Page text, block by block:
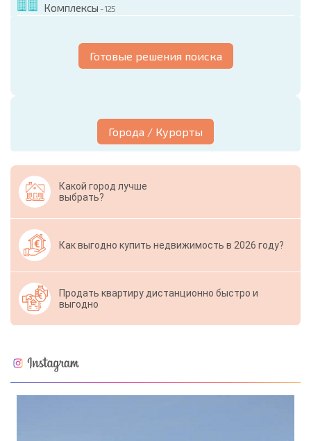
Комплексы - 125
Готовые решения поиска
Города / Курорты
Какой город лучше
выбрать?
Как выгодно купить недвижимость в 2026 году?
Продать квартиру дистанционно быстро и
выгодно